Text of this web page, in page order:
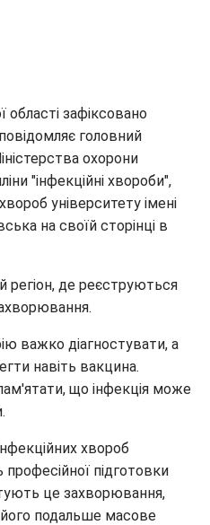
області зафіксовано
головний
охорони
"інфекційні хвороби",
університету імені
на своїй сторінці в
регіон, де реєструються
важко діагностувати, а
навіть вакцина.
що інфекція може
хвороб
професійної підготовки
це захворювання,
подальше масове